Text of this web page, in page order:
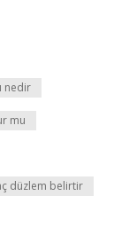
nedir
mu
düzlem belirtir